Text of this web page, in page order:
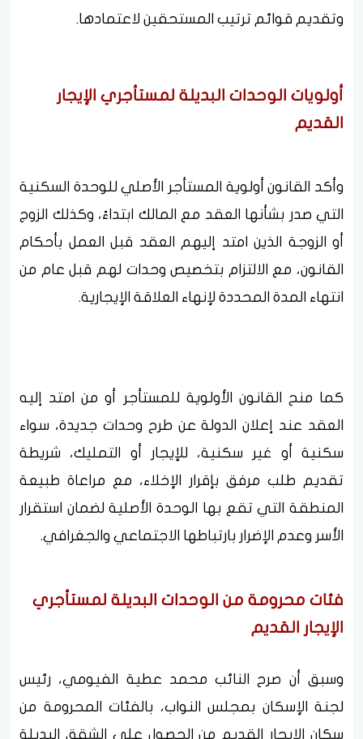
وتقديم قوائم ترتيب المستحقين لاعتمادها.
أولويات الوحدات البديلة لمستأجري الإيجار
القديم
وأكد القانون أولوية المستأجر الأصلي للوحدة السكنية
التي صدر بشأنها العقد مع المالك ابتداءً، وكذلك الزوج
أو الزوجة الذين امتد إليهم العقد قبل العمل بأحكام
القانون، مع الالتزام بتخصيص وحدات لهم قبل عام من
انتهاء المدة المحددة لإنهاء العلاقة الإيجارية.
كما منح القانون الأولوية للمستأجر أو من امتد إليه
العقد عند إعلان الدولة عن طرح وحدات جديدة، سواء
سكنية أو غير سكنية، للإيجار أو التمليك، شريطة
تقديم طلب مرفق بإقرار الإخلاء، مع مراعاة طبيعة
المنطقة التي تقع بها الوحدة الأصلية لضمان استقرار
الأسر وعدم الإضرار بارتباطها الاجتماعي والجغرافي.
فئات محرومة من الوحدات البديلة لمستأجري
الإيجار القديم
وسبق أن صرح النائب محمد عطية الفيومي، رئيس
لجنة الإسكان بمجلس النواب، بالفئات المحرومة من
سكان الإيجار القديم من الحصول على الشقق البديلة